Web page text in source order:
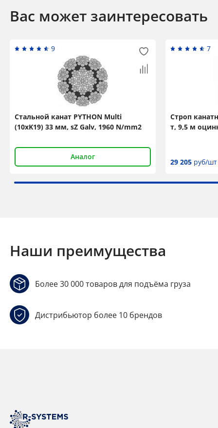
Вас может заинтересовать
9
Стальной канат PYTHON Multi
(10xK19) 33 мм, sZ Galv, 1960 N/mm2
Аналог
7
Строп
т, 9,5 м
29 205 руб/шт
Наши преимущества
Более 30 000 товаров для подъёма груза
Дистрибьютор более 10 брендов